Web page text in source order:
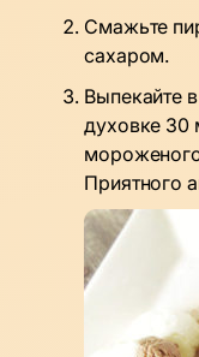
Смажьте
сахаром.
Выпекайте
духовке 30
Приятного